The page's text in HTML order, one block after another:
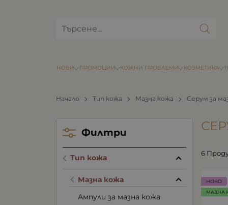
КОЗМЕТИКА
НОВИ ПРОМОЦИИ КОЖНИ ПРОБЛЕМИ
Начало Тип кожа Мазна кожа Серум за
6
НОВО
МАЗНА
Филтри
Тип кожа
Мазна кожа
Ампули за мазна кожа